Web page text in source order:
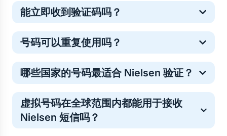
是的。虚拟号码常用于一次性在线验证，这是一种保护
个人手机号的常见安全方法。
能立即收到验证码吗？
多数 Nielsen 验证码会在几秒内送达，但少数情况下可
能略有延迟。如果未收到验证码请不必担心——号码费
选择其他运营商即可顺利完成验证。
号码可以重复使用吗？
临时号码仅支持单次验证。如需重复登录，你可以购买
新号码。
哪些国家的号码最适合 Nielsen 验证？
验证号码的接收效果因地区而异，因此最佳选择取决于
当前的发送成功率和号码库存。您可以直接在 5SIM 上
查看各国及运营商的实时数据统计，了解当前哪些号码
对 Nielsen 的验证最有效。这有助于您在购买号码前，
虚拟号码在全球范围内都能用于接收
Nielsen 短信吗？